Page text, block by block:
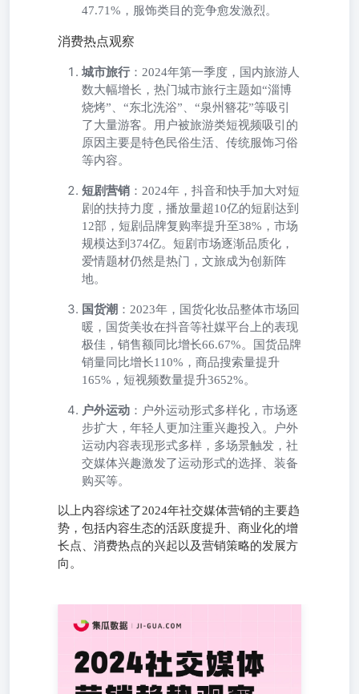
47.71%，服饰类目的竞争愈发激烈。
消费热点观察
城市旅行：2024年第一季度，国内旅游人
数大幅增长，热门城市旅行主题如“淄博
烧烤”、“东北洗浴”、“泉州簪花”等吸引
了大量游客。用户被旅游类短视频吸引的
原因主要是特色民俗生活、传统服饰习俗
等内容。
短剧营销 ：2024年，抖音和快手加大对短
剧的扶持力度，播放量超10亿的短剧达到
12部，短剧品牌复购率提升至38%，市场
规模达到374亿。短剧市场逐渐品质化，
爱情题材仍然是热门，文旅成为创新阵
地。
国货潮 ：2023年，国货化妆品整体市场回
暖，国货美妆在抖音等社媒平台上的表现
极佳，销售额同比增长66.67%。国货品牌
销量同比增长110%，商品搜索量提升
165%，短视频数量提升3652%。
户外运动 ：户外运动形式多样化，市场逐
步扩大，年轻人更加注重兴趣投入。户外
运动内容表现形式多样，多场景触发，社
交媒体兴趣激发了运动形式的选择、装备
购买等。
以上内容综述了2024年社交媒体营销的主要趋
势，包括内容生态的活跃度提升、商业化的增
长点、消费热点的兴起以及营销策略的发展方
向。
告除部分内容源于公开信息（均已备注）外，其它内容（包
数据获取信息的途径包括但不仅限于公开资料、市场调查
等。任何对本数据及报告的使用不得违反任何法律法规或侵